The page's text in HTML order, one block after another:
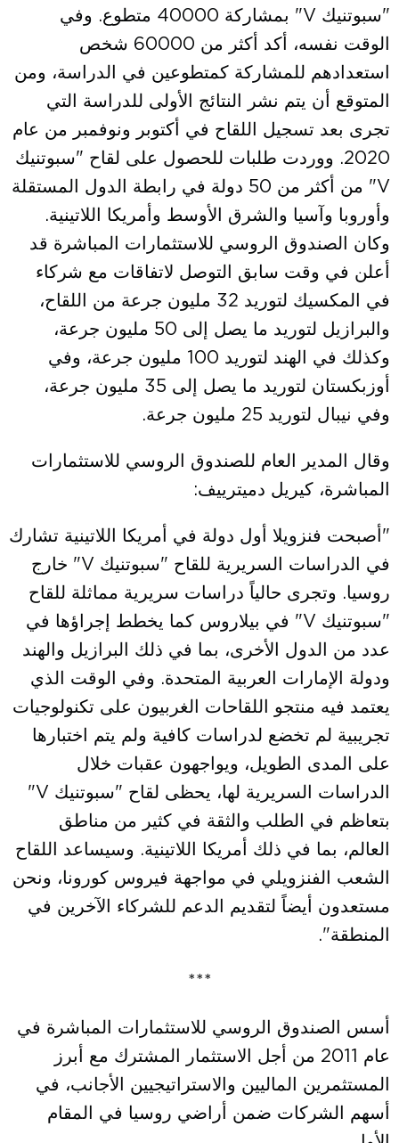
"سبوتنيك V" بمشاركة 40000 متطوع. وفي
الوقت نفسه، أكد أكثر من 60000 شخص
استعدادهم للمشاركة كمتطوعين في الدراسة، ومن
المتوقع أن يتم نشر النتائج الأولى للدراسة التي
تجرى بعد تسجيل اللقاح في أكتوبر ونوفمبر من عام
2020. ووردت طلبات للحصول على لقاح "سبوتنيك
V" من أكثر من 50 دولة في رابطة الدول المستقلة
وأوروبا وآسيا والشرق الأوسط وأمريكا اللاتينية.
وكان الصندوق الروسي للاستثمارات المباشرة قد
أعلن في وقت سابق التوصل لاتفاقات مع شركاء
في المكسيك لتوريد 32 مليون جرعة من اللقاح،
والبرازيل لتوريد ما يصل إلى 50 مليون جرعة،
وكذلك في الهند لتوريد 100 مليون جرعة، وفي
أوزبكستان لتوريد ما يصل إلى 35 مليون جرعة،
وفي نيبال لتوريد 25 مليون جرعة.
وقال المدير العام للصندوق الروسي للاستثمارات
المباشرة، كيريل دميترييف:
"أصبحت فنزويلا أول دولة في أمريكا اللاتينية تشارك
في الدراسات السريرية للقاح "سبوتنيك V" خارج
روسيا. وتجرى حالياً دراسات سريرية مماثلة للقاح
"سبوتنيك V" في بيلاروس كما يخطط إجراؤها في
عدد من الدول الأخرى، بما في ذلك البرازيل والهند
ودولة الإمارات العربية المتحدة. وفي الوقت الذي
يعتمد فيه منتجو اللقاحات الغربيون على تكنولوجيات
تجريبية لم تخضع لدراسات كافية ولم يتم اختبارها
على المدى الطويل، ويواجهون عقبات خلال
الدراسات السريرية لها، يحظى لقاح "سبوتنيك V"
بتعاظم في الطلب والثقة في كثير من مناطق
العالم، بما في ذلك أمريكا اللاتينية. وسيساعد اللقاح
الشعب الفنزويلي في مواجهة فيروس كورونا، ونحن
مستعدون أيضاً لتقديم الدعم للشركاء الآخرين في
المنطقة".
***
أسس الصندوق الروسي للاستثمارات المباشرة في
عام 2011 من أجل الاستثمار المشترك مع أبرز
المستثمرين الماليين والاستراتيجيين الأجانب، في
أسهم الشركات ضمن أراضي روسيا في المقام